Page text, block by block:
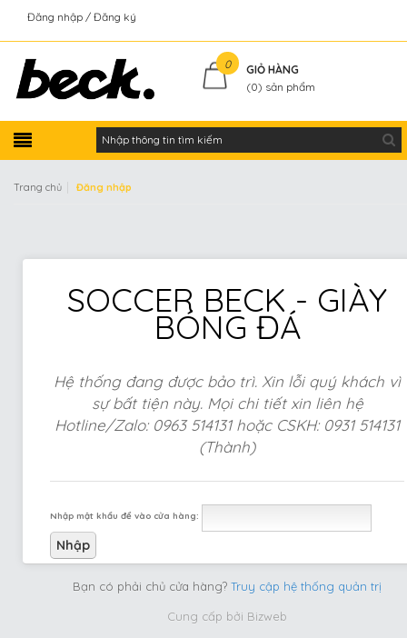
Đăng nhập Đăng ký
0
GIỎ HÀNG
(0) sản phẩm
Trang chủ Đăng nhập
SOCCER BECK - GIÀY
BÓNG ĐÁ
Hệ thống đang được bảo trì. Xin lỗi quý khách vì
sự bất tiện này. Mọi chi tiết xin liên hệ
Hotline/Zalo: 0963 514131 hoặc CSKH: 0931 514131
(Thành)
Nhập mật khẩu để vào cửa hàng:
Bạn có phải chủ cửa hàng? Truy cập hệ thống quản trị
Cung cấp bởi Bizweb